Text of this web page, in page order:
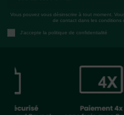
Vous pouvez vous désinscrire à tout moment.
de contact dans les conditions
J'accepte la politique de confidentialité